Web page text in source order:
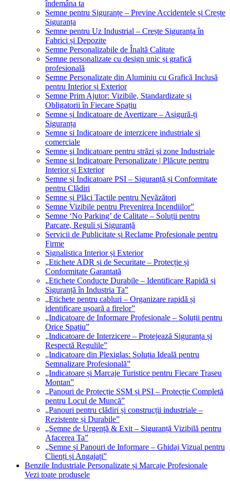
îndemâna ta
Semne pentru Siguranțe – Previne Accidentele și Crește
Siguranța
Semne pentru Uz Industrial – Crește Siguranța în
Fabrici și Depozite
Semne Personalizabile de Înaltă Calitate
Semne personalizate cu design unic și grafică
profesională
Semne Personalizate din Aluminiu cu Grafică Inclusă
pentru Interior și Exterior
Semne Prim Ajutor: Vizibile, Standardizate și
Obligatorii în Fiecare Spațiu
Semne și Indicatoare de Avertizare – Asigură-ți
Siguranța
Semne si Indicatoare de interzicere industriale si
comerciale
Semne şi Indicatoare pentru străzi şi zone Industriale
Semne si Indicatoare Personalizate | Plăcuțe pentru
Interior și Exterior
Semne și Indicatoare PSI – Siguranță și Conformitate
pentru Clădiri
Semne și Plăci Tactile pentru Nevăzători
Semne Vizibile pentru Prevenirea Incendiilor”
Semne ‘No Parking’ de Calitate – Soluții pentru
Parcare, Reguli și Siguranță
Servicii de Publicitate și Reclame Profesionale pentru
Firme
Signalistica Interior și Exterior
„Etichete ADR și de Securitate – Protecție și
Conformitate Garantată
„Etichete Conducte Durabile – Identificare Rapidă și
Siguranță în Industria Ta”
„Etichete pentru cabluri – Organizare rapidă și
identificare ușoară a firelor”
„Indicatoare de Informare Profesionale – Soluții pentru
Orice Spațiu”
„Indicatoare de Interzicere – Protejează Siguranța și
Respectă Regulile”
„Indicatoare din Plexiglas: Soluția Ideală pentru
Semnalizare Profesională”
„Indicatoare și Marcaje Turistice pentru Fiecare Traseu
Montan”
„Panouri de Protecție SSM și PSI – Protecție Completă
pentru Locul de Muncă”
„Panouri pentru clădiri și construcții industriale –
Rezistente și Durabile”
„Semne de Urgență & Exit – Siguranță Vizibilă pentru
Afacerea Ta”
„Semne și Panouri de Informare – Ghidaj Vizual pentru
Clienți și Angajați”
Benzile Industriale Personalizate și Marcaje Profesionale
Vezi toate produsele